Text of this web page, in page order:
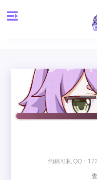
约稿可私 QQ：